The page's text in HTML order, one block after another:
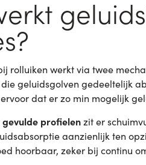
rolluiken werkt via twee
geluidsgolven gedeeltelijk
dat er zo min mogelijk
gevulde profielenzit er
aanzienlijk ten
hoorbaar, zeker bij continu